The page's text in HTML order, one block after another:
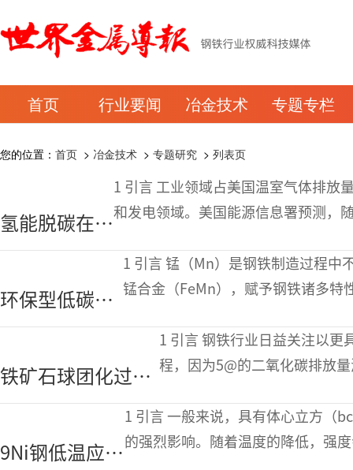
首页 行业要闻 冶金技术 专题专栏
您的位置： 首页 > 冶金技术 > 专题研究 > 列表页
氢能脱碳在美
国钢铁生产中
1 引言 工业领域占美国温室气体排放量的近四分之一，位列第三，仅次于交通运输
和发电领域。美国能源信息署预测，
环保型低碳锰
铁合金清洁冶
1 引言 锰（Mn）是钢铁制造过程中不可或缺的一种合金元素。通过添加适量的铁
锰合金（FeMn），赋予钢铁诸多特
铁矿石球团化过程
中用麦芽生物炭替
1 引言 钢铁行业日益关注以更具可持续性和绿色环保的方式改进其工艺流
程，因为5@的二氧化碳排放
9Ni钢低温应变
1 引言 一般来说，具有体心立方（bcc）晶格结构的碳素钢的机械性能会受到温度
的强烈影响。随着温度的降低，强